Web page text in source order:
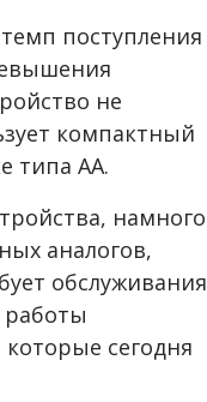
поступления
не
компактный
типа АА.
намного
аналогов,
обслуживания
сегодня